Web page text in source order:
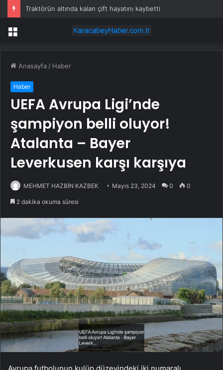
Traktörün altında kalan çift hayatını kaybetti
Menü
Anasayfa / Haber
Haber
UEFA Avrupa Ligi’nde
şampiyon belli oluyor!
Atalanta – Bayer
Leverkusen karşı karşıya
MEHMET HAZBİN KAZBEK Mayıs 23, 2024 0 0
2 dakika okuma süresi